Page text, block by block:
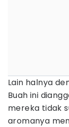
Lain halnya
Buah ini
mereka tidak
aromanya